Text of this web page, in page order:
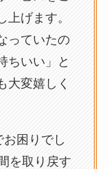
げます。
っていたの
ちいい」と
大変嬉しく
困りでし
を取り戻す